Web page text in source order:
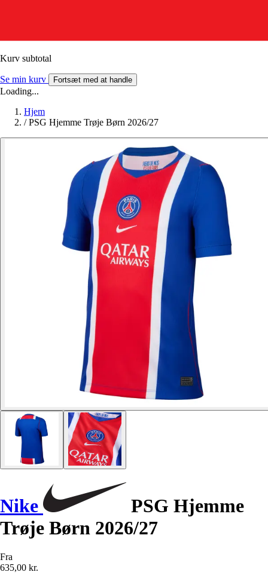
Kurv subtotal
Se min kurv Fortsæt med at handle
Loading...
Hjem
/ PSG Hjemme Trøje Børn 2026/27
Nike
PSG Hjemme
Trøje Børn 2026/27
Fra
635,00 kr.